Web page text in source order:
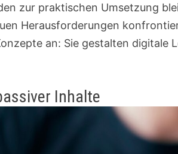
zur praktischen Umsetzung
Herausforderungen
an: Sie gestalten digitale
Inhalte